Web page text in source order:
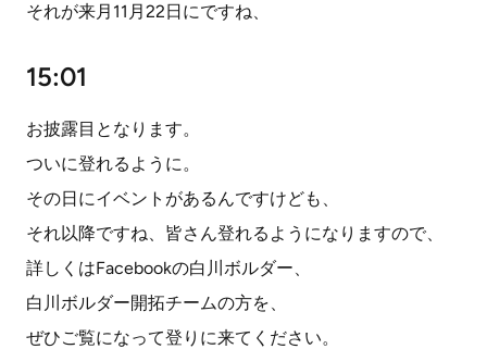
それが来月11月22日にですね、
15:01
お披露目となります。
ついに登れるように。
その日にイベントがあるんですけども、
それ以降ですね、皆さん登れるようになりますので、
詳しくはFacebookの白川ボルダー、
白川ボルダー開拓チームの方を、
ぜひご覧になって登りに来てください。